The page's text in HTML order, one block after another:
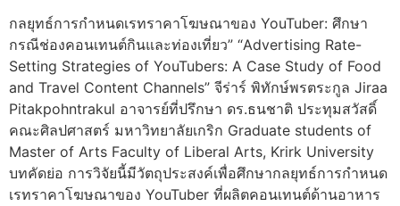
กลยุทธ์การกำหนดเรทราคาโฆษณาของ YouTuber: ศึกษา
กรณีช่องคอนเทนต์กินและท่องเที่ยว” “Advertising Rate-
Setting Strategies of YouTubers: A Case Study of Food
and Travel Content Channels” จีร่าร์ พิทักษ์พรตระกูล Jiraa
Pitakpohntrakul อาจารย์ที่ปรึกษา ดร.ธนชาติ ประทุมสวัสดิ์
คณะศิลปศาสตร์ มหาวิทยาลัยเกริก Graduate students of
Master of Arts Faculty of Liberal Arts, Krirk University
บทคัดย่อ การวิจัยนี้มีวัตถุประสงค์เพื่อศึกษากลยุทธ์การกำหนด
เรทราคาโฆษณาของ YouTuber ที่ผลิตคอนเทนต์ด้านอาหาร